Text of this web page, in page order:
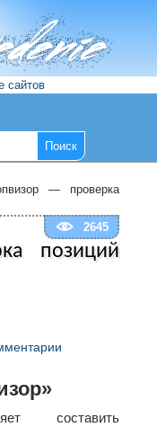
сайтов
— проверка
2645
позиций
составить